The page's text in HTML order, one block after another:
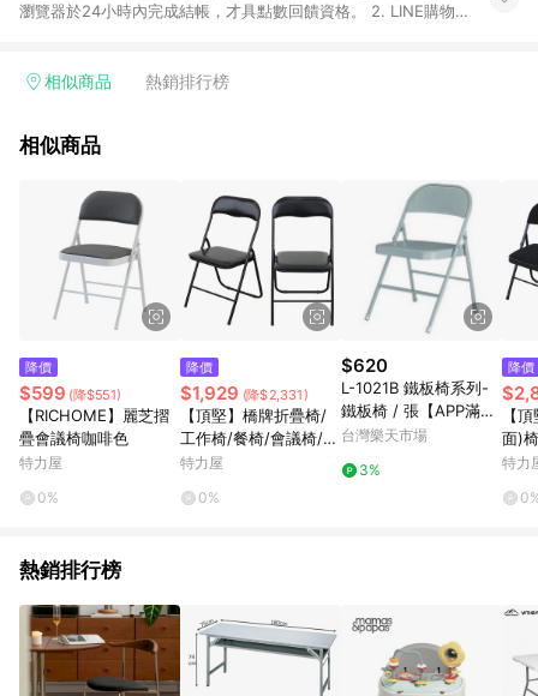
瀏覽器於24小時內完成結帳，才具點數回饋資格。 2. LINE購物
單，皆不在點數回饋範圍內。 3. 如購買以下類別商品，將無法獲
球嚴選、商城、專案商品、「草莓網」全館商品。 4. 如取消訂
回饋。 5. 點數回饋會扣除所有折扣優惠後之最終發票金額計算，
實際回饋請依LINE購物通知為主。 6. 訂單如有使用東森購物
ETMall站內之折扣優惠(包含但不限於東森幣、樂透金、東森現金
券等)，不具點數回饋資格。詳細請依東森購物ETMall之結帳頁面
顯示為準。 7. LINE購物設有「單一商品最高回饋點數」機制(特
殊活動時開放「回饋無上限」)，以同一訂單中同一商品不論件數
計算，並依訂單成立時間當下LINE購物所設定的回饋機制為準。
8. LINE購物為購物資訊整合性平台，商品資料更新會有時間差，
如顯示之商品規格、顏色、價位、贈品與東森購物ETMall銷售網
頁不符，以銷售網頁標示為準。 9. 若有贈點爭議，請務必於訂單
日期+180天以內至LINE購物客服洽詢；若超過180天(含)以上進
行申訴，恕無法贈點回饋。 10. 部分點數紅包僅限指定商品使
用，或不適用於無回饋商品。各點數紅包之適用商品與使用條件
請依點數紅包頁面規則為準。
相似商品 熱銷排行榜
相似商品
降價
$599 (降$551)
【RICHOME】麗芝摺
疊會議椅咖啡色
特力屋
0%
降價
$1,929 (降$2,331)
【頂堅】橋牌折疊椅/
工作椅/餐椅/會議椅/折
合椅(全黑色)-6入/組全
特力屋
0%
$620
L-1021B 鐵板椅系列-
鐵板椅 / 張【APP滿額
下單10%點數(單一帳號
台灣樂天市場
3%
降價
【
面)
椅/
特力
熱銷排行榜